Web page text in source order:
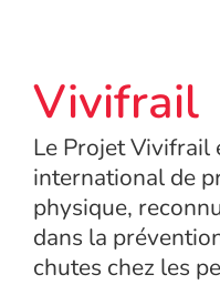
Vivifrail
Le Projet Vivifrail
international de
physique,
dans la
chutes chez les